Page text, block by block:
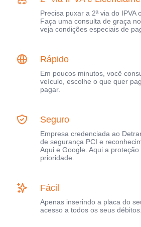
Precisa puxar a 2ª via do IPVA
Faça uma consulta de graça
veja condições especiais de
Rápido
Em poucos minutos, você
veículo, escolhe o que quer
pagar.
Seguro
Empresa credenciada ao
de segurança PCI e
Aqui e Google. Aqui a
prioridade.
Fácil
Apenas inserindo a placa do
acesso a todos os seus débitos.